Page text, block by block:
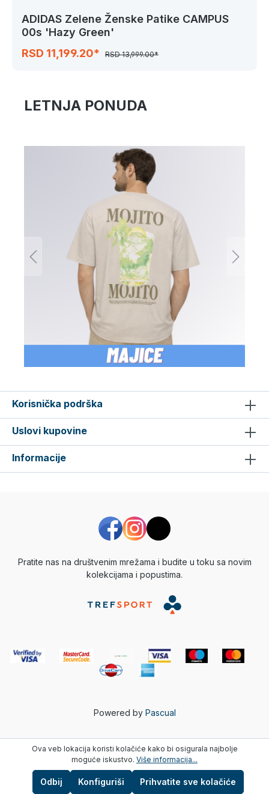
ADIDAS Zelene Ženske Patike CAMPUS
00s 'Hazy Green'
RSD 11,199.20*
RSD 13,999.00*
LETNJA PONUDA
Korisnička podrška
Uslovi kupovine
Informacije
Pratite nas na društvenim mrežama i budite u toku sa novim
kolekcijama i popustima.
Powered by Pascual
Ova veb lokacija koristi kolačiće kako bi osigurala najbolje
moguće iskustvo. Više informacija...
Odbij Konfiguriši Prihvatite sve kolačiće